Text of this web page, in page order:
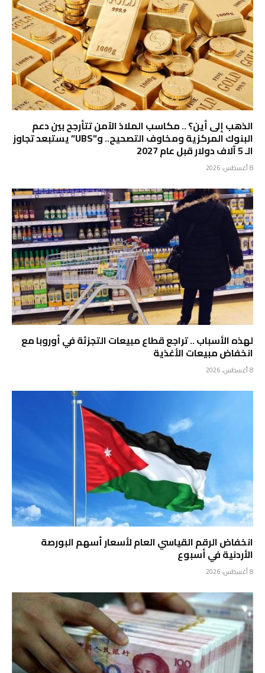
الذهب إلى أين؟ .. مكاسب الملاذ الآمن تتأرجح بين دعم
البنوك المركزية ومخاوف التصحيح.. و”UBS” يستبعد تجاوز
الـ 5 آلاف دولار قبل عام 2027
8 أغسطس، 2026
لهذه الأسباب .. تراجع قطاع مبيعات التجزئة في أوروبا مع
انخفاض مبيعات الأغذية
8 أغسطس، 2026
انخفاض الرقم القياسي العام لأسعار أسهم البورصة
الأردنية في أسبوع
8 أغسطس، 2026